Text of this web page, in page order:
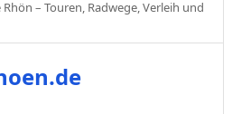
– Touren, Radwege, Verleih und